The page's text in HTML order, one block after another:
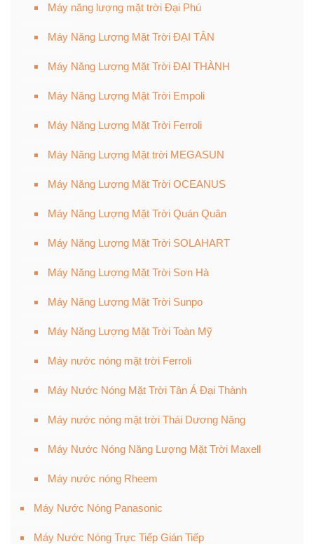
Máy năng lượng mặt trời Đại Phú
Máy Năng Lượng Mặt Trời ĐẠI TÂN
Máy Năng Lượng Mặt Trời ĐẠI THÀNH
Máy Năng Lượng Mặt Trời Empoli
Máy Năng Lượng Mặt Trời Ferroli
Máy Năng Lượng Mặt trời MEGASUN
Máy Năng Lượng Mặt Trời OCEANUS
Máy Năng Lượng Mặt Trời Quán Quân
Máy Năng Lượng Mặt Trời SOLAHART
Máy Năng Lượng Mặt Trời Sơn Hà
Máy Năng Lượng Mặt Trời Sunpo
Máy Năng Lượng Mặt Trời Toàn Mỹ
Máy nước nóng mặt trời Ferroli
Máy Nước Nóng Mặt Trời Tân Á Đại Thành
Máy nước nóng mặt trời Thái Dương Năng
Máy Nước Nóng Năng Lượng Mặt Trời Maxell
Máy nước nóng Rheem
Máy Nước Nóng Panasonic
Máy Nước Nóng Trực Tiếp Gián Tiếp